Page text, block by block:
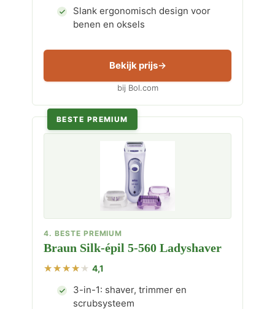
Slank ergonomisch design voor
benen en oksels
Bekijk prijs
bij Bol.com
BESTE PREMIUM
4. BESTE PREMIUM
Braun Silk-épil 5-560 Ladyshaver
4,1
3-in-1: shaver, trimmer en
scrubsysteem